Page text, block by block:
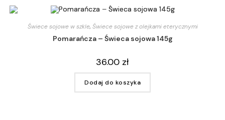
Świece sojowe w szkle, Świece sojowe z olejkami eterycznymi
Pomarańcza – Świeca sojowa 145g
36.00 zł
Dodaj do koszyka